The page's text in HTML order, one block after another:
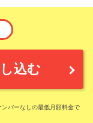
込む
バーなしの最低月額料金で